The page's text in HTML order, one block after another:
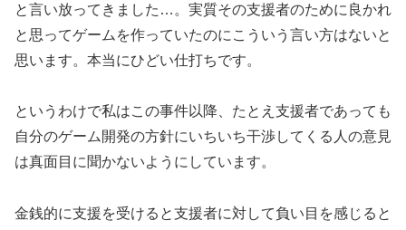
と言い放ってきました…。実質その支援者のために良かれ
と思ってゲームを作っていたのにこういう言い方はないと
思います。本当にひどい仕打ちです。
というわけで私はこの事件以降、たとえ支援者であっても
自分のゲーム開発の方針にいちいち干渉してくる人の意見
は真面目に聞かないようにしています。
金銭的に支援を受けると支援者に対して負い目を感じると